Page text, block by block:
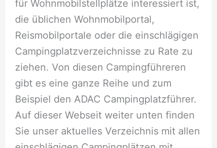
für Wohnmobilstellplätze interessiert ist,
die üblichen Wohnmobilportal,
Reismobilportale oder die einschlägigen
Campingplatzverzeichnisse zu Rate zu
ziehen. Von diesen Campingführeren
gibt es eine ganze Reihe und zum
Beispiel den ADAC Campingplatzführer.
Auf dieser Webseit weiter unten finden
Sie unser aktuelles Verzeichnis mit allen